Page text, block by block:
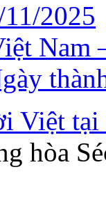
2025
Nam
Việt tại
hòa